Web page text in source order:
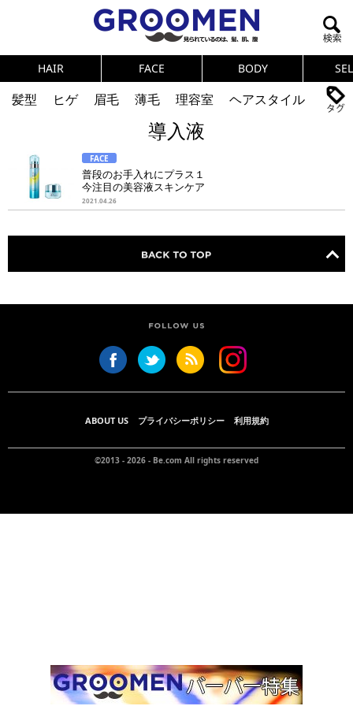
HAIR FACE BODY
髪型 ヒゲ 眉毛 薄毛 理容室
ヘアスタイル
ニオイ
連載
メンズコスメ
NEWS PICK UP
テストステロン
海外セレブ
健康
スキンケア 食事
調査結果
トレーニング
好印象な男
頭皮ケア
ダイエット
理容室
導入液
FACE
普段のお手入れにプラス１
今注目の美容液スキンケア
2021.04.26
ABOUT US プライバシーポリシー 利用規約
©2013 - 2026 - Be.com All rights reserved